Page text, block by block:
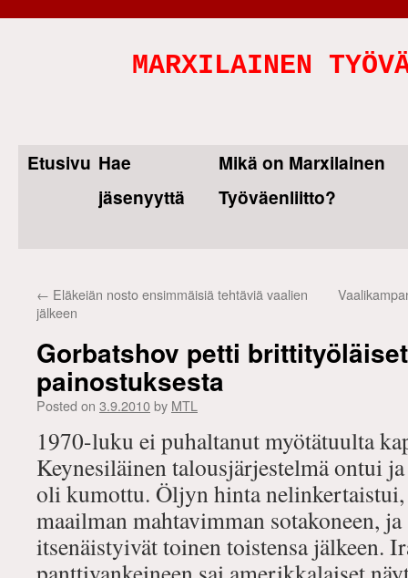
MARXILAINEN
Skip
Etusivu Hae
jäsenyyttä
Mikä on Marxilainen
Työväenliitto?
← Eläkeiän nosto ensimmäisiä tehtäviä vaalien
jälkeen
Gorbatshov petti
painostuksesta
Posted on 3.9.2010by MTL
1970-luku ei puhaltanut myötätuulta
Keynesiläinen talousjärjestelmä ontui
oli kumottu. Öljyn hinta
maailman mahtavimman sotakoneen,
itsenäistyivät toinen toistensa jälkeen.